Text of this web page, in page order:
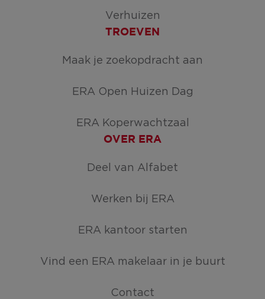
Verhuizen
TROEVEN
Maak je zoekopdracht aan
ERA Open Huizen Dag
ERA Koperwachtzaal
OVER ERA
Deel van Alfabet
Werken bij ERA
ERA kantoor starten
Vind een ERA makelaar in je buurt
Contact